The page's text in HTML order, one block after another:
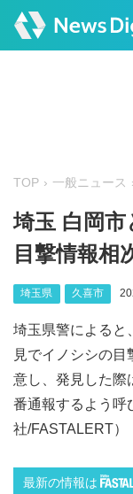
TOP 一般ニュース
埼玉 白岡
目撃情報相
埼玉県 久喜市
埼玉県警によると
見でイノシシの
意し、発見した際
番通報するよう呼
社/FASTALERT）
最新の情報は